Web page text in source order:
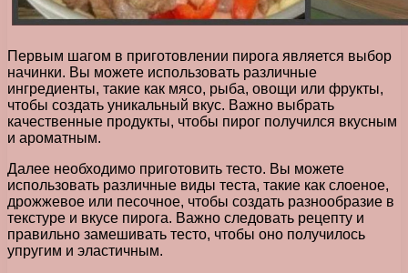
Первым шагом в приготовлении пирога является выбор
начинки. Вы можете использовать различные
ингредиенты, такие как мясо, рыба, овощи или фрукты,
чтобы создать уникальный вкус. Важно выбрать
качественные продукты, чтобы пирог получился вкусным
и ароматным.
Далее необходимо приготовить тесто. Вы можете
использовать различные виды теста, такие как слоеное,
дрожжевое или песочное, чтобы создать разнообразие в
текстуре и вкусе пирога. Важно следовать рецепту и
правильно замешивать тесто, чтобы оно получилось
упругим и эластичным.